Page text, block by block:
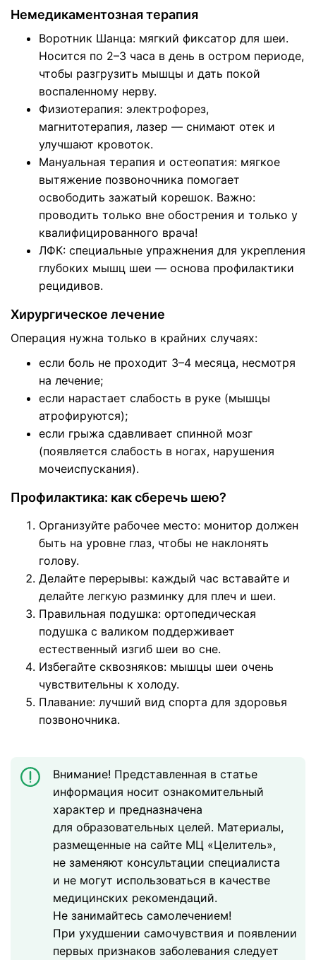
Немедикаментозная терапия
Воротник Шанца: мягкий фиксатор для шеи.
Носится по 2–3 часа в день в остром периоде,
чтобы разгрузить мышцы и дать покой
воспаленному нерву.
Физиотерапия: электрофорез,
магнитотерапия, лазер — снимают отек и
улучшают кровоток.
Мануальная терапия и остеопатия: мягкое
вытяжение позвоночника помогает
освободить зажатый корешок. Важно:
проводить только вне обострения и только у
квалифицированного врача!
ЛФК: специальные упражнения для укрепления
глубоких мышц шеи — основа профилактики
рецидивов.
Хирургическое лечение
Операция нужна только в крайних случаях:
если боль не проходит 3–4 месяца, несмотря
на лечение;
если нарастает слабость в руке (мышцы
атрофируются);
если грыжа сдавливает спинной мозг
(появляется слабость в ногах, нарушения
мочеиспускания).
Профилактика: как сберечь шею?
Организуйте рабочее место: монитор должен
быть на уровне глаз, чтобы не наклонять
голову.
Делайте перерывы: каждый час вставайте и
делайте легкую разминку для плеч и шеи.
Правильная подушка: ортопедическая
подушка с валиком поддерживает
естественный изгиб шеи во сне.
Избегайте сквозняков: мышцы шеи очень
чувствительны к холоду.
Плавание: лучший вид спорта для здоровья
позвоночника.
Внимание! Представленная в статье
информация носит ознакомительный
характер и предназначена
для образовательных целей. Материалы,
размещенные на сайте МЦ «Целитель»,
не заменяют консультации специалиста
и не могут использоваться в качестве
медицинских рекомендаций.
Не занимайтесь самолечением!
При ухудшении самочувствия и появлении
первых признаков заболевания следует